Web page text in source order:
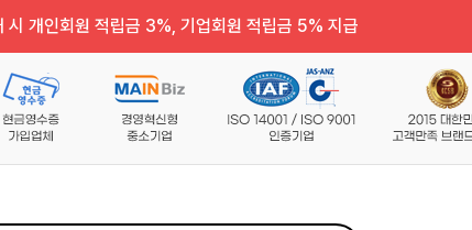
개인회원 적립금 3%, 기업회원 적립금 5% 지급